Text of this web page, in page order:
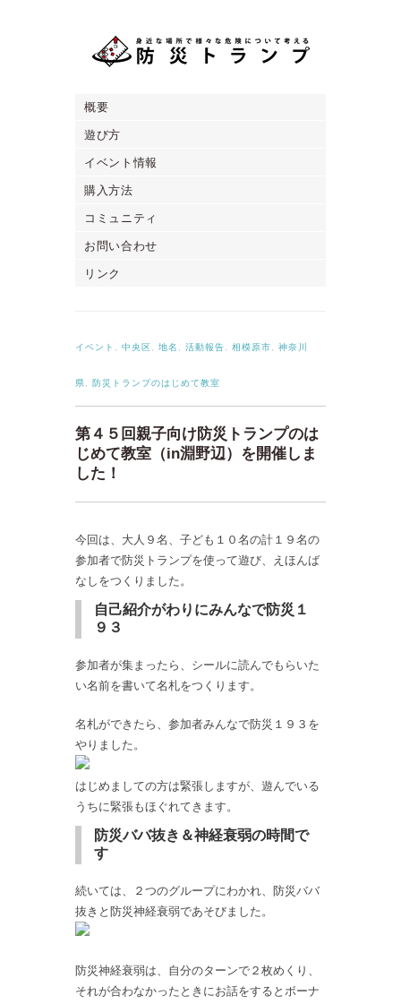
概要
遊び方
イベント情報
購入方法
コミュニティ
お問い合わせ
リンク
イベント 中央区 地名 活動報告 相模原市 神奈川
県 防災トランプのはじめて教室
第４５回親子向け防災トランプのは
じめて教室（in淵野辺）を開催しま
した！
今回は、大人９名、子ども１０名の計１９名の
参加者で防災トランプを使って遊び、えほんば
なしをつくりました。
自己紹介がわりにみんなで防災１
９３
参加者が集まったら、シールに読んでもらいた
い名前を書いて名札をつくります。
名札ができたら、参加者みんなで防災１９３を
やりました。
はじめましての方は緊張しますが、遊んでいる
うちに緊張もほぐれてきます。
防災ババ抜き＆神経衰弱の時間で
す
続いては、２つのグループにわかれ、防災ババ
抜きと防災神経衰弱であそびました。
防災神経衰弱は、自分のターンで２枚めくり、
それが合わなかったときにお話をするとボーナ